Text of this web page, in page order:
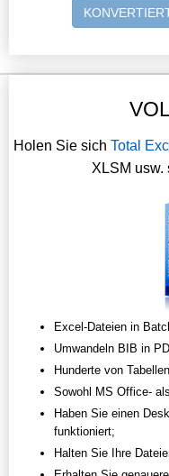
Holen Sie sich Total
XLSM usw.
Excel-Dateien in
Umwandeln BIB in
Hunderte von
Sowohl MS Office-
Haben Sie einen
funktioniert;
Halten Sie Ihre